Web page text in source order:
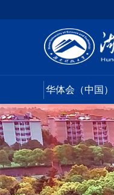
华体会（中国）